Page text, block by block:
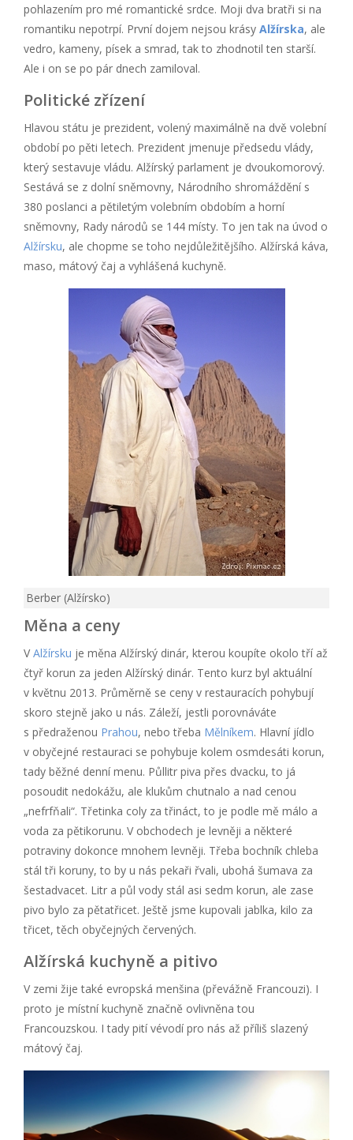
pohlazením pro mé romantické srdce. Moji dva bratři si na
romantiku nepotrpí. První dojem nejsou krásy Alžírska, ale
vedro, kameny, písek a smrad, tak to zhodnotil ten starší.
Ale i on se po pár dnech zamiloval.
Politické zřízení
Hlavou státu je prezident, volený maximálně na dvě volební
období po pěti letech. Prezident jmenuje předsedu vlády,
který sestavuje vládu. Alžírský parlament je dvoukomorový.
Sestává se z dolní sněmovny, Národního shromáždění s
380 poslanci a pětiletým volebním obdobím a horní
sněmovny, Rady národů se 144 místy. To jen tak na úvod o
Alžírsku, ale chopme se toho nejdůležitějšího. Alžírská káva,
maso, mátový čaj a vyhlášená kuchyně.
Berber (Alžírsko)
Měna a ceny
VAlžírsku je měna Alžírský dinár, kterou koupíte okolo tří až
čtyř korun za jeden Alžírský dinár. Tento kurz byl aktuální
v květnu 2013. Průměrně se ceny v restauracích pohybují
skoro stejně jako u nás. Záleží, jestli porovnáváte
s předraženou Prahou, nebo třeba Mělníkem. Hlavní jídlo
v obyčejné restauraci se pohybuje kolem osmdesáti korun,
tady běžné denní menu. Půllitr piva přes dvacku, to já
posoudit nedokážu, ale klukům chutnalo a nad cenou
„nefrfňali“. Třetinka coly za třináct, to je podle mě málo a
voda za pětikorunu. V obchodech je levněji a některé
potraviny dokonce mnohem levněji. Třeba bochník chleba
stál tři koruny, to by u nás pekaři řvali, ubohá šumava za
šestadvacet. Litr a půl vody stál asi sedm korun, ale zase
pivo bylo za pětatřicet. Ještě jsme kupovali jablka, kilo za
třicet, těch obyčejných červených.
Alžírská kuchyně a pitivo
V zemi žije také evropská menšina (převážně Francouzi). I
proto je místní kuchyně značně ovlivněna tou
Francouzskou. I tady pití vévodí pro nás až příliš slazený
mátový čaj.